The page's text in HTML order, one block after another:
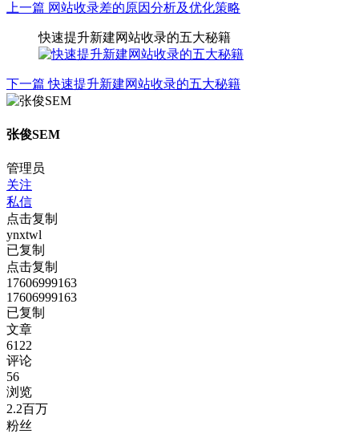
上一篇 网站收录差的原因分析及优化策略
快速提升新建网站收录的五大秘籍
下一篇 快速提升新建网站收录的五大秘籍
张俊SEM
管理员
关注
私信
点击复制
ynxtwl
已复制
点击复制
17606999163
17606999163
已复制
文章
6122
评论
56
浏览
2.2百万
粉丝